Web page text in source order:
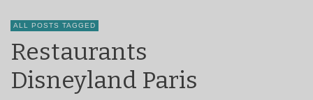
ALL POSTS TAGGED
Restaurants
Disneyland Paris